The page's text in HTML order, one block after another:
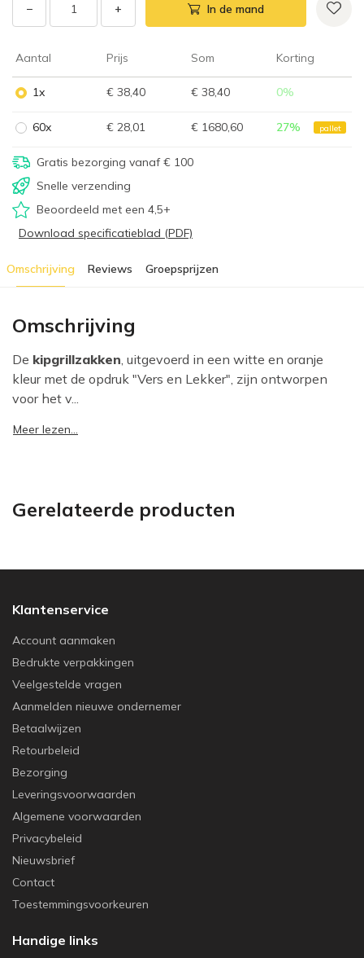
− + In de mand
Aantal Prijs Som Korting
1x € 38,40 € 38,40 0%
60x € 28,01 € 1680,60 27% pallet
Gratis bezorging vanaf € 100
Snelle verzending
Beoordeeld met een 4,5+
Download specificatieblad (PDF)
Omschrijving Reviews Groepsprijzen
Omschrijving
De kipgrillzakken, uitgevoerd in een witte en oranje
kleur met de opdruk "Vers en Lekker", zijn ontworpen
voor het v...
Meer lezen...
Gerelateerde producten
Klantenservice
Account aanmaken
Bedrukte verpakkingen
Veelgestelde vragen
Aanmelden nieuwe ondernemer
Betaalwijzen
Retourbeleid
Bezorging
Leveringsvoorwaarden
Algemene voorwaarden
Privacybeleid
Nieuwsbrief
Contact
Toestemmingsvoorkeuren
Handige links